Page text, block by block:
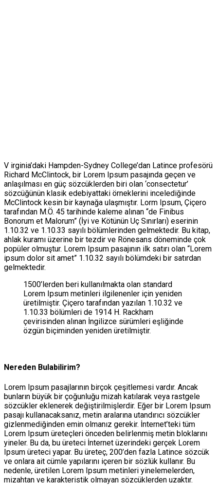
V irginia’daki Hampden-Sydney College’dan Latince profesörü
Richard McClintock, bir Lorem Ipsum pasajında geçen ve
anlaşılması en güç sözcüklerden biri olan ‘consectetur’
sözcüğünün klasik edebiyattaki örneklerini incelediğinde
McClintock kesin bir kaynağa ulaşmıştır. Lorm Ipsum, Çiçero
tarafından M.Ö. 45 tarihinde kaleme alınan “de Finibus
Bonorum et Malorum” (İyi ve Kötünün Uç Sınırları) eserinin
1.10.32 ve 1.10.33 sayılı bölümlerinden gelmektedir. Bu kitap,
ahlak kuramı üzerine bir tezdir ve Rönesans döneminde çok
popüler olmuştur. Lorem Ipsum pasajının ilk satırı olan “Lorem
ipsum dolor sit amet” 1.10.32 sayılı bölümdeki bir satırdan
gelmektedir.
1500’lerden beri kullanılmakta olan standard
Lorem Ipsum metinleri ilgilenenler için yeniden
üretilmiştir. Çiçero tarafından yazılan 1.10.32 ve
1.10.33 bölümleri de 1914 H. Rackham
çevirisinden alınan İngilizce sürümleri eşliğinde
özgün biçiminden yeniden üretilmiştir.
Nereden Bulabilirim?
Lorem Ipsum pasajlarının birçok çeşitlemesi vardır. Ancak
bunların büyük bir çoğunluğu mizah katılarak veya rastgele
sözcükler eklenerek değiştirilmişlerdir. Eğer bir Lorem Ipsum
pasajı kullanacaksanız, metin aralarına utandırıcı sözcükler
gizlenmediğinden emin olmanız gerekir. İnternet’teki tüm
Lorem Ipsum üreteçleri önceden belirlenmiş metin bloklarını
yineler. Bu da, bu üreteci İnternet üzerindeki gerçek Lorem
Ipsum üreteci yapar. Bu üreteç, 200’den fazla Latince sözcük
ve onlara ait cümle yapılarını içeren bir sözlük kullanır. Bu
nedenle, üretilen Lorem Ipsum metinleri yinelemelerden,
mizahtan ve karakteristik olmayan sözcüklerden uzaktır.